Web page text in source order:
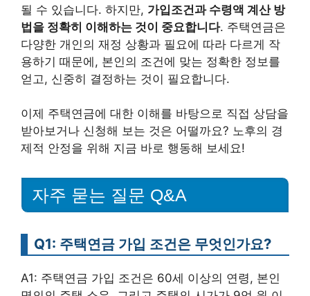
될 수 있습니다. 하지만, 가입조건과 수령액 계산 방
법을 정확히 이해하는 것이 중요합니다. 주택연금은
다양한 개인의 재정 상황과 필요에 따라 다르게 작
용하기 때문에, 본인의 조건에 맞는 정확한 정보를
얻고, 신중히 결정하는 것이 필요합니다.
이제 주택연금에 대한 이해를 바탕으로 직접 상담을
받아보거나 신청해 보는 것은 어떨까요? 노후의 경
제적 안정을 위해 지금 바로 행동해 보세요!
자주 묻는 질문 Q&A
Q1: 주택연금 가입 조건은 무엇인가요?
A1: 주택연금 가입 조건은 60세 이상의 연령, 본인